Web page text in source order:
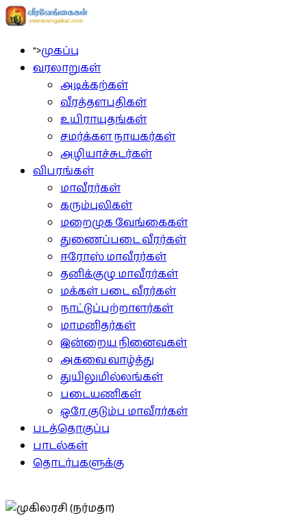
">முகப்பு
வரலாறுகள்
அடிக்கற்கள்
வீரத்தளபதிகள்
உயிராயுதங்கள்
சமர்க்கள நாயகர்கள்
அழியாச்சுடர்கள்
விபரங்கள்
மாவீரர்கள்
கரும்புலிகள்
மறைமுக வேங்கைகள்
துணைப்படை வீரர்கள்
ஈரோஸ் மாவீரர்கள்
தனிக்குழு மாவீரர்கள்
மக்கள் படை வீரர்கள்
நாட்டுப்பற்றாளர்கள்
மாமனிதர்கள்
இன்றைய நினைவுகள்
அகவை வாழ்த்து
துயிலுமில்லங்கள்
படையணிகள்
ஒரே குடும்ப மாவீரர்கள்
படத்தொகுப்பு
பாடல்கள்
தொடர்புகளுக்கு